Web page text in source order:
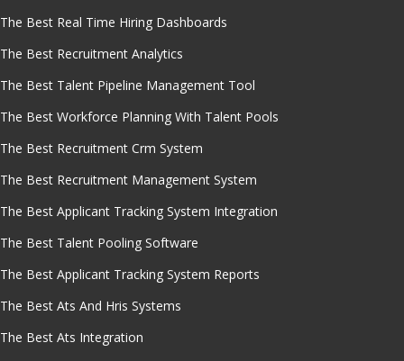
The Best Real Time Hiring Dashboards
The Best Recruitment Analytics
The Best Talent Pipeline Management Tool
The Best Workforce Planning With Talent Pools
The Best Recruitment Crm System
The Best Recruitment Management System
The Best Applicant Tracking System Integration
The Best Talent Pooling Software
The Best Applicant Tracking System Reports
The Best Ats And Hris Systems
The Best Ats Integration